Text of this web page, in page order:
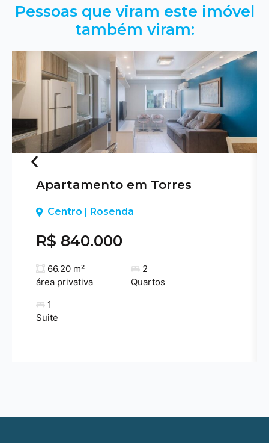
Pessoas que viram este imóvel
também viram:
Previous
Apartamento em Torres
Centro | Rosenda
R$ 840.000
66.20 m²
área privativa
2
Quartos
1
Suite